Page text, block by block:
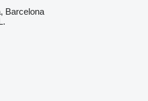
Barcelona